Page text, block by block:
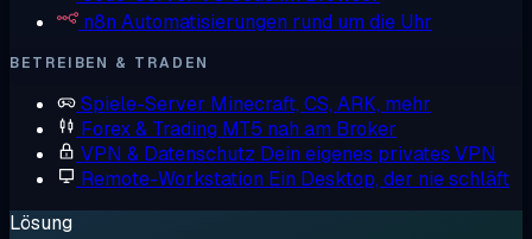
n8n Automatisierungen rund um die Uhr
BETREIBEN & TRADEN
Spiele-Server Minecraft, CS, ARK, mehr
Forex & Trading MT5 nah am Broker
VPN & Datenschutz Dein eigenes privates VPN
Remote-Workstation Ein Desktop, der nie schläft
Lösung